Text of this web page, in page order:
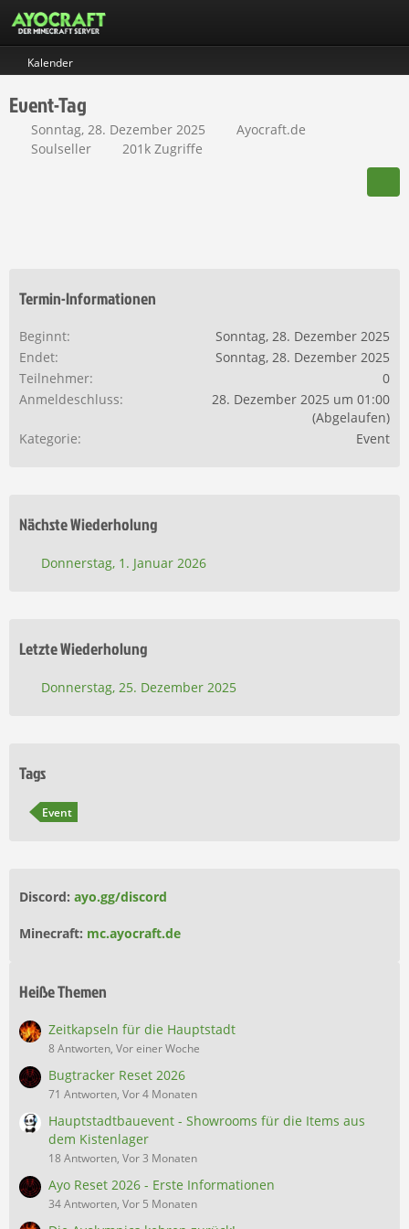
Kalender
Event-Tag
Sonntag, 28. Dezember 2025
Ayocraft.de
Soulseller
201k Zugriffe
Termin-Informationen
Beginnt
Sonntag, 28. Dezember 2025
Endet
Sonntag, 28. Dezember 2025
Teilnehmer
0
Anmeldeschluss
28. Dezember 2025 um 01:00
(Abgelaufen)
Kategorie
Event
Nächste Wiederholung
Donnerstag, 1. Januar 2026
Letzte Wiederholung
Donnerstag, 25. Dezember 2025
Tags
Event
Discord: ayo.gg/discord
Minecraft: mc.ayocraft.de
Heiße Themen
Zeitkapseln für die Hauptstadt
8 Antworten, Vor einer Woche
Bugtracker Reset 2026
71 Antworten, Vor 4 Monaten
Hauptstadtbauevent - Showrooms für die Items aus
dem Kistenlager
18 Antworten, Vor 3 Monaten
Ayo Reset 2026 - Erste Informationen
34 Antworten, Vor 5 Monaten